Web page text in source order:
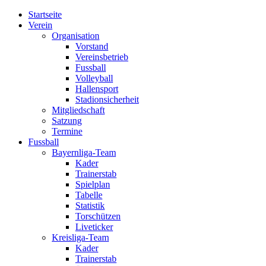
Startseite
Verein
Organisation
Vorstand
Vereinsbetrieb
Fussball
Volleyball
Hallensport
Stadionsicherheit
Mitgliedschaft
Satzung
Termine
Fussball
Bayernliga-Team
Kader
Trainerstab
Spielplan
Tabelle
Statistik
Torschützen
Liveticker
Kreisliga-Team
Kader
Trainerstab